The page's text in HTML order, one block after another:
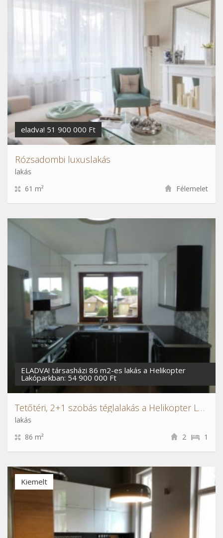
eladva! 51 900 000 Ft
Rózsadombi luxuslakás
lakás
61 m²
Félemelet
ELADVA! társasházi 86 m2-es lakás a Helikopter
Lakóparkban: 54 900 000 Ft
Tetőtéri, 2+1 szobás téglalakás a Helikopter Lakóparkban
lakás
86 m²
1
2
Kiemelt